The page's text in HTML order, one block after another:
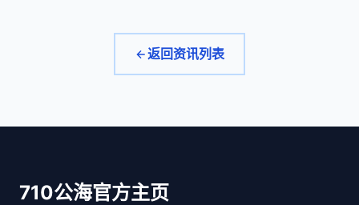
返回资讯列表
710公海官方主页